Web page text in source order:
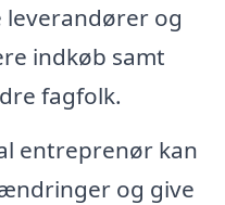
og
indkøb samt
fagfolk.
entreprenør kan
og give